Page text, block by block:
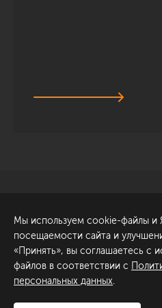
ул. Академика Павлова, 6
к1
+7 (812) 200-95-55
Мы используем cookie-файлы и
посещаемости сайта и
«Принять», вы соглашаетесь с
файлов в соответствии с
персональных данных.